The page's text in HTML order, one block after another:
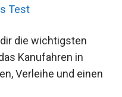
Test
die wichtigsten
Kanufahren in
Verleihe und einen